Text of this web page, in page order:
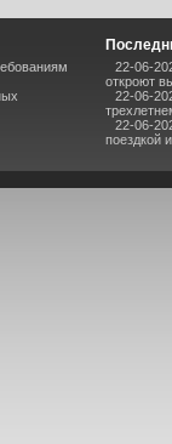
22-06-
откроют
22-06-
22-06-
поездкой